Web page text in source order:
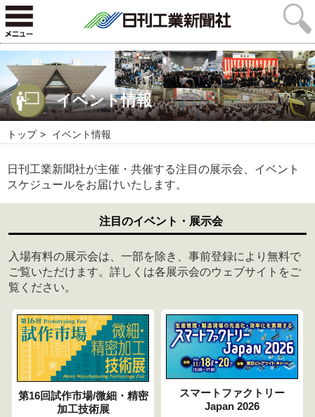
イベント情報
トップ イベント情報
日刊工業新聞社が主催・共催する注目の展示会、イベント
スケジュールをお届けいたします。
注目のイベント・展示会
入場有料の展示会は、一部を除き、事前登録により無料で
ご覧いただけます。詳しくは各展示会のウェブサイトをご
覧ください。
第16回試作市場/微細・精密
加工技術展
スマートファクトリー
Japan 2026